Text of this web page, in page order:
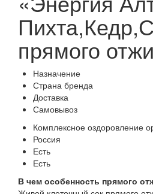
прямого
Назначение
Страна бренда
Доставка
Самовывоз
Комплексное оздоровление
Россия
Есть
Есть
В чем особенность прямого